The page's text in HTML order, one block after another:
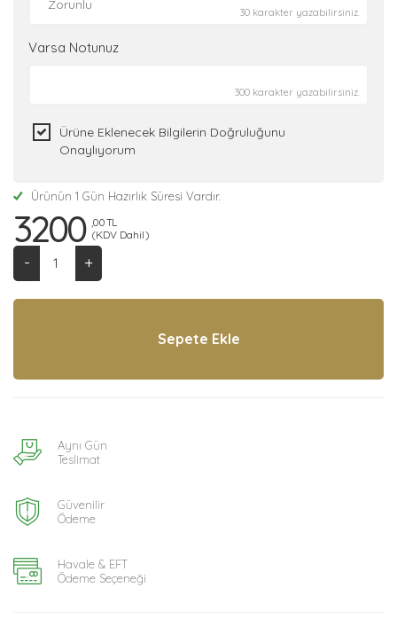
30 karakter yazabilirsiniz.
Varsa Notunuz
300 karakter yazabilirsiniz.
Ürüne Eklenecek Bilgilerin Doğruluğunu
Onaylıyorum
Ürünün 1 Gün Hazırlık Süresi Vardır.
3200 ,00 TL
(KDV Dahil)
+
-
Aynı Gün
Teslimat
Güvenilir
Ödeme
Havale & EFT
Ödeme Seçeneği